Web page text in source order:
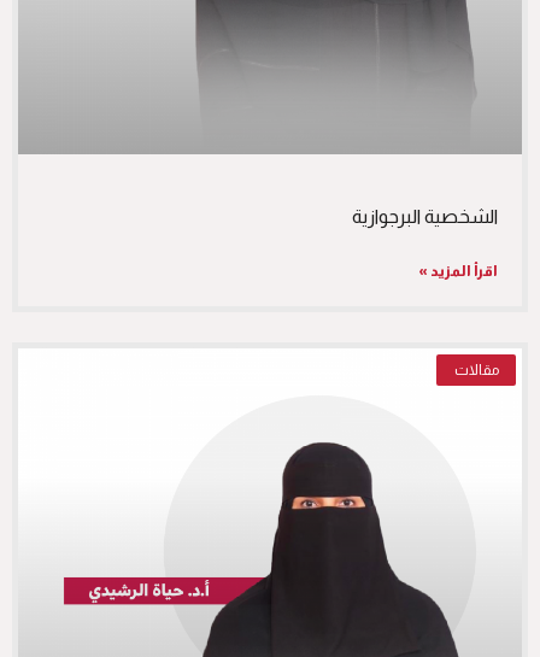
الشخصية البرجوازية
اقرأ المزيد »
مقالات